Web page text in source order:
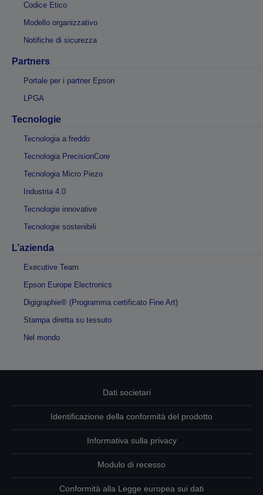
Codice Etico
Modello organizzativo
Notifiche di sicurezza
Partners
Portale per i partner Epson
LPGA
Tecnologie
Tecnologia a freddo
Tecnologia PrecisionCore
Tecnologia Micro Piezo
Industria 4.0
Tecnologie innovative
Tecnologie sostenibili
L’azienda
Executive Team
Epson Europe Electronics
Digigraphie® (Programma certificato Fine Art)
Stampa diretta su tessuto
Nel mondo
Dati societari
Identificazione della conformità del prodotto
Informativa sulla privacy
Modulo di recesso
Conformità alla Legge europea sui dati